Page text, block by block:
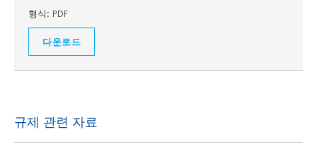
형식: PDF
다운로드
규제 관련 자료